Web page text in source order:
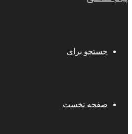
جستجو برای
صفحه نخست